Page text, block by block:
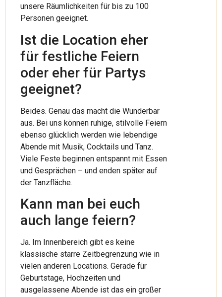
unsere Räumlichkeiten für bis zu 100
Personen geeignet.
Ist die Location eher
für festliche Feiern
oder eher für Partys
geeignet?
Beides. Genau das macht die Wunderbar
aus. Bei uns können ruhige, stilvolle Feiern
ebenso glücklich werden wie lebendige
Abende mit Musik, Cocktails und Tanz.
Viele Feste beginnen entspannt mit Essen
und Gesprächen – und enden später auf
der Tanzfläche.
Kann man bei euch
auch lange feiern?
Ja. Im Innenbereich gibt es keine
klassische starre Zeitbegrenzung wie in
vielen anderen Locations. Gerade für
Geburtstage, Hochzeiten und
ausgelassene Abende ist das ein großer